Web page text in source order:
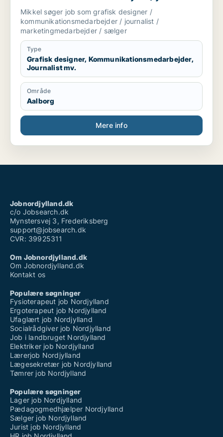
/ marketingmedarbejder / sælger
Mikkel søger job som grafisk designer /
kommunikationsmedarbejder / journalist /
marketingmedarbejder / sælger
Type
Grafisk designer, Kommunikationsmedarbejder,
Journalist mv.
Område
Aalborg
Mere info
Jobnordjylland.dk
c/o Jobsearch.dk
Mynstersvej 3, Frederiksberg
support@jobsearch.dk
CVR: 39925311
Om Jobnordjylland.dk
Om Jobnordjylland.dk
Kontakt os
Populære søgninger
Fysioterapeut job Nordjylland
Ergoterapeut job Nordjylland
Ufaglært job Nordjylland
Socialrådgiver job Nordjylland
Job i landbruget Nordjylland
Elektriker job Nordjylland
Lærerjob Nordjylland
Lægesekretær job Nordjylland
Tømrer job Nordjylland
Populære søgninger
Lager job Nordjylland
Pædagogmedhjælper Nordjylland
Sælger job Nordjylland
Jurist job Nordjylland